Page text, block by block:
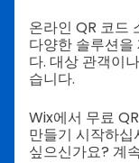
온라인 QR 코드
다양한 솔루션을
다. 대상 관객이
습니다.
Wix에서 무료
만들기 시작하십
싶으신가요? 계